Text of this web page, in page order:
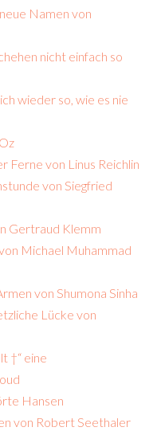
Namen von
nicht einfach so
wieder so, wie es nie
Ferne von Linus Reichlin
von Siegfried
Gertraud Klemm
Michael Muhammad
von Shumona Sinha
Lücke von
†“ eine
Hansen
von Robert Seethaler